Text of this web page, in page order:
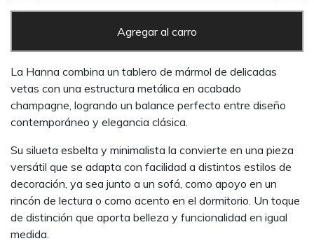
Agregar al carro
La Hanna combina un tablero de mármol de delicadas
vetas con una estructura metálica en acabado
champagne, logrando un balance perfecto entre diseño
contemporáneo y elegancia clásica.
Su silueta esbelta y minimalista la convierte en una pieza
versátil que se adapta con facilidad a distintos estilos de
decoración, ya sea junto a un sofá, como apoyo en un
rincón de lectura o como acento en el dormitorio. Un toque
de distinción que aporta belleza y funcionalidad en igual
medida.